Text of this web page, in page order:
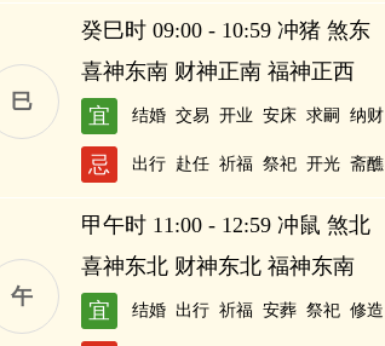
巳
癸巳时 09:00 - 10:59 冲猪 煞东
喜神东南 财神正南 福神正西
宜
结婚 交易 开业 安床 求嗣 纳财
忌 出行 赴任 祈福 祭祀 开光 斋醮
午
甲午时 11:00 - 12:59 冲鼠 煞北
喜神东北 财神东北 福神东南
宜
结婚 出行 祈福 安葬 祭祀 修造